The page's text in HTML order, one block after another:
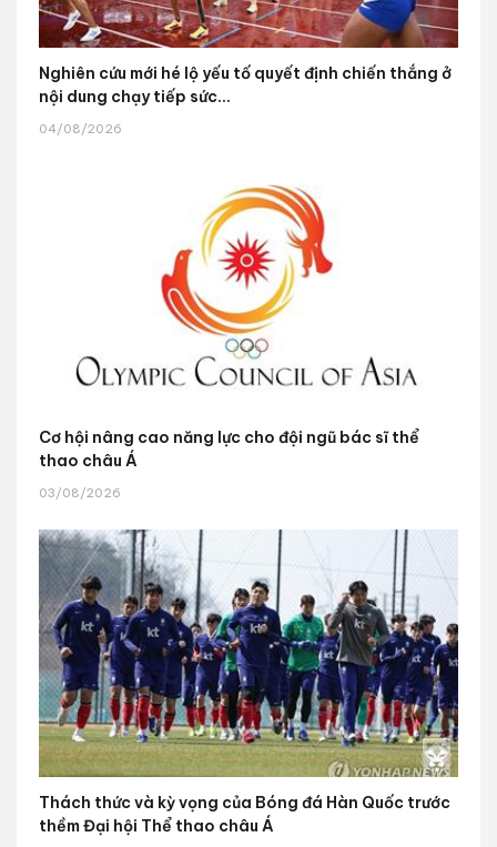
Nghiên cứu mới hé lộ yếu tố quyết định chiến thắng ở
nội dung chạy tiếp sức...
04/08/2026
Cơ hội nâng cao năng lực cho đội ngũ bác sĩ thể
thao châu Á
03/08/2026
Thách thức và kỳ vọng của Bóng đá Hàn Quốc trước
thềm Đại hội Thể thao châu Á